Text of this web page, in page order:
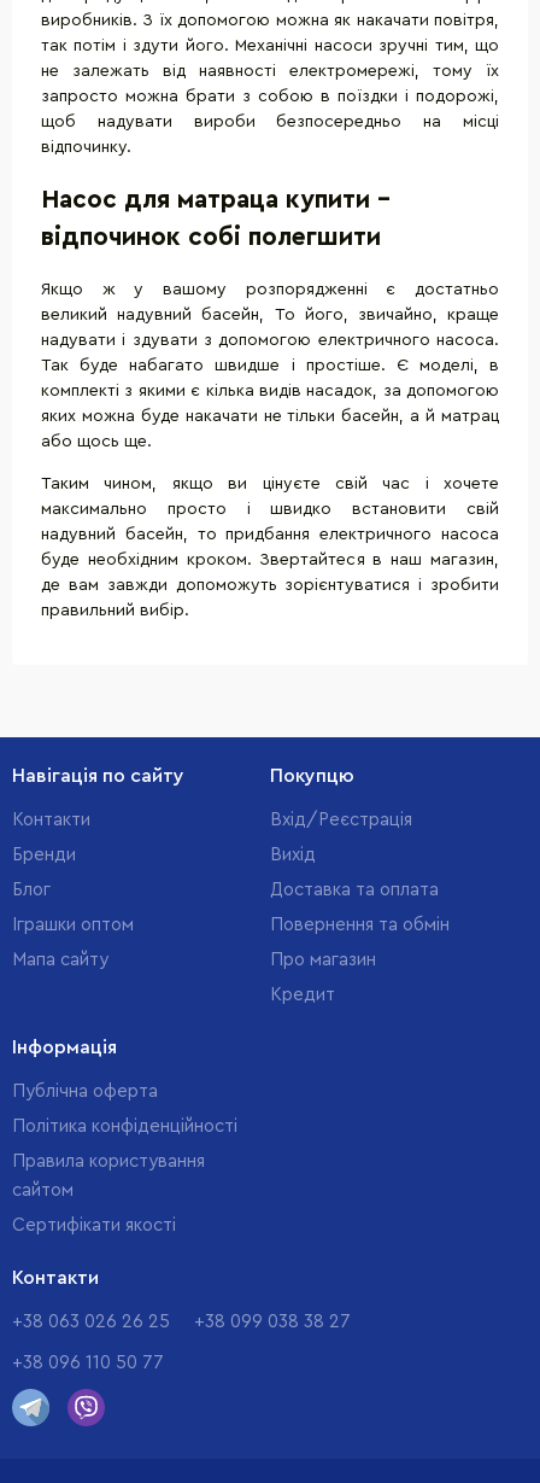
виробників. З їх допомогою можна як накачати повітря,
так потім і здути його. Механічні насоси зручні тим, що
не залежать від наявності електромережі, тому їх
запросто можна брати з собою в поїздки і подорожі,
щоб надувати вироби безпосередньо на місці
відпочинку.
Насос для матраца купити -
відпочинок собі полегшити
Якщо ж у вашому розпорядженні є достатньо
великий надувний басейн, То його, звичайно, краще
надувати і здувати з допомогою електричного насоса.
Так буде набагато швидше і простіше. Є моделі, в
комплекті з якими є кілька видів насадок, за допомогою
яких можна буде накачати не тільки басейн, а й матрац
або щось ще.
Таким чином, якщо ви цінуєте свій час і хочете
максимально просто і швидко встановити свій
надувний басейн, то придбання електричного насоса
буде необхідним кроком. Звертайтеся в наш магазин,
де вам завжди допоможуть зорієнтуватися і зробити
правильний вибір.
Навігація по сайту
Контакти
Бренди
Блог
Іграшки оптом
Мапа сайту
Покупцю
Вхід/Реєстрація
Вихід
Доставка та оплата
Повернення та обмін
Про магазин
Кредит
Інформація
Публічна оферта
Політика конфіденційності
Правила користування
сайтом
Cертифікати якості
Контакти
+38 063 026 26 25 +38 099 038 38 27
+38 096 110 50 77